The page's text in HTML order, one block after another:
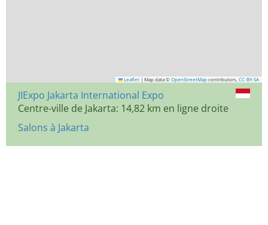
Leaflet | Map data © OpenStreetMap contributors, CC-BY-SA
JIExpo Jakarta International Expo
Centre-ville de Jakarta: 14,82 km en ligne droite
Salons à Jakarta